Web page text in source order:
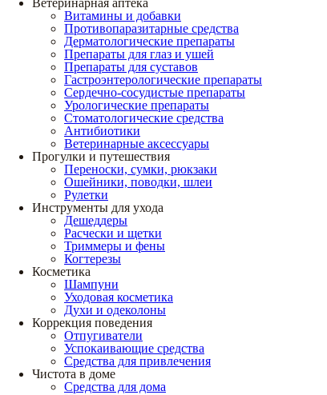
Ветеринарная аптека
Витамины и добавки
Противопаразитарные средства
Дерматологические препараты
Препараты для глаз и ушей
Препараты для суставов
Гастроэнтерологические препараты
Сердечно-сосудистые препараты
Урологические препараты
Стоматологические средства
Антибиотики
Ветеринарные аксессуары
Прогулки и путешествия
Переноски, сумки, рюкзаки
Ошейники, поводки, шлеи
Рулетки
Инструменты для ухода
Дешеддеры
Расчески и щетки
Триммеры и фены
Когтерезы
Косметика
Шампуни
Уходовая косметика
Духи и одеколоны
Коррекция поведения
Отпугиватели
Успокаивающие средства
Средства для привлечения
Чистота в доме
Средства для дома